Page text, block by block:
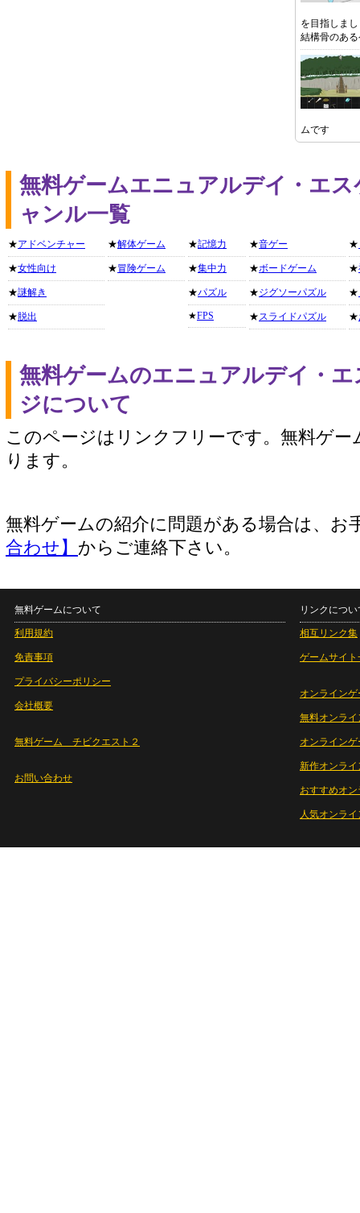
を目指しま
結構骨のあ
ムです
無料ゲームエニュアルデイ・エ
ャンル一覧
★アドベンチャー
★女性向け
★謎解き
★ 脱出
★解体ゲーム
★冒険ゲーム
★記憶力
★集中力
★パズル
★FPS
★音ゲー
★ボードゲーム
★ジグソーパズル
★スライドパズル
★
★
★
★
無料ゲームのエニュアルデイ・
ジについて
このページはリンクフリーです。無料ゲー
ります。
無料ゲームの紹介に問題がある場合は、お
合わせ】 からご連絡下さい。
無料ゲームについて
利用規約
免責事項
プライバシーポリシー
会社概要
無料ゲーム チビクエスト２
お問い合わせ
リンクについ
相互リンク集
ゲームサイト
オンラインゲ
無料オンライ
オンライン
新作オンライ
おすすめオ
人気オンラ